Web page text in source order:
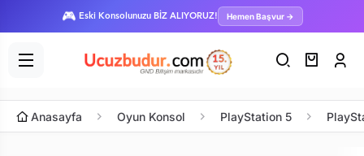
🎮 Eski Konsolunuzu BİZ ALIYORUZ! Hemen Başvur →
Anasayfa Oyun Konsol PlayStation 5